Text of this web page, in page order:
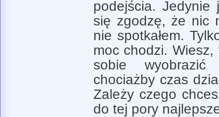
podejścia.
się zgodzę, że nic
nie spotkałem.
moc chodzi. Wiesz,
sobie
chociażby czas
Zależy czego
do tej pory